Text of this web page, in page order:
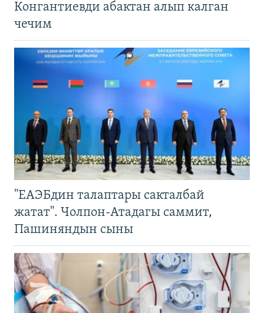
Конгантиевди абактан алып калган
чечим
"ЕАЭБдин талаптары сакталбай
жатат". Чолпон-Атадагы саммит,
Пашиняндын сыны